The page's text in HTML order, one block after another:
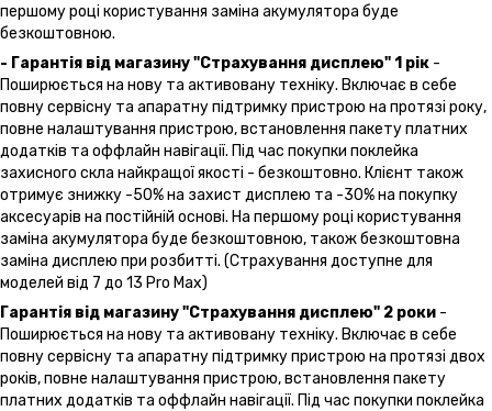
першому році користування заміна акумулятора буде
безкоштовною.
- Гарантія від магазину "Страхування дисплею" 1 рік -
Поширюється на нову та активовану техніку. Включає в себе
повну сервісну та апаратну підтримку пристрою на протязі року,
повне налаштування пристрою, встановлення пакету платних
додатків та оффлайн навігації. Під час покупки поклейка
захисного скла найкращої якості - безкоштовно. Клієнт також
отримує знижку -50% на захист дисплею та -30% на покупку
аксесуарів на постійній основі. На першому році користування
заміна акумулятора буде безкоштовною, також безкоштовна
заміна дисплею при розбитті. (Страхування доступне для
моделей від 7 до 13 Pro Max)
Гарантія від магазину "Страхування дисплею" 2 роки -
Поширюється на нову та активовану техніку. Включає в себе
повну сервісну та апаратну підтримку пристрою на протязі двох
років, повне налаштування пристрою, встановлення пакету
платних додатків та оффлайн навігації. Під час покупки поклейка